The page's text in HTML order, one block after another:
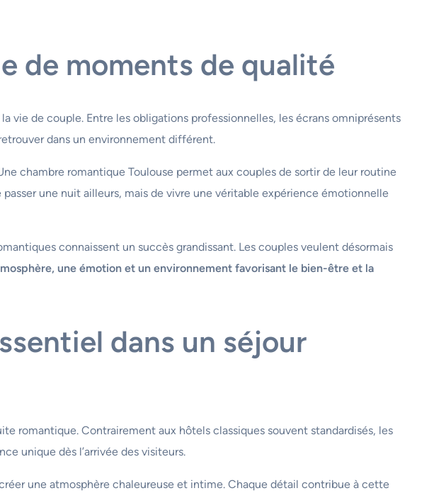
de moments de qualité
vie de couple. Entre les obligations professionnelles, les écrans omniprésents
dans un environnement différent.
chambre romantique Toulouse permet aux couples de sortir de leur routine
une nuit ailleurs, mais de vivre une véritable expérience émotionnelle
connaissent un succès grandissant. Les couples veulent désormais
une émotion et un environnement favorisant le bien-être et la
dans un séjour
romantique. Contrairement aux hôtels classiques souvent standardisés, les
unique dès l’arrivée des visiteurs.
une atmosphère chaleureuse et intime. Chaque détail contribue à cette